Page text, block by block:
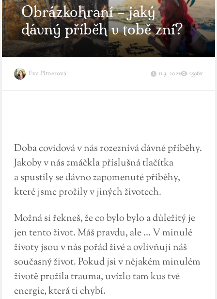
Obrázkohraní – jaký
dávný příběh v tobě zní?
Eva Pitnerová 11.3. 2021 2596x
Doba covidová v nás rozeznívá dávné příběhy.
Jakoby v nás zmáčkla příslušná tlačítka
a spustily se dávno zapomenuté příběhy,
které jsme prožily v jiných životech.
Možná si řekneš, že co bylo bylo a důležitý je
jen tento život. Máš pravdu, ale … V minulé
životy jsou v nás pořád živé a ovlivňují náš
současný život. Pokud jsi v nějakém minulém
životě prožila trauma, uvízlo tam kus tvé
energie, která ti chybí.